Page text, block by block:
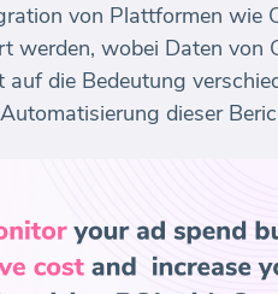
von Plattformen wie
werden, wobei Daten von
auf die Bedeutung
dieser